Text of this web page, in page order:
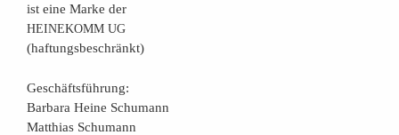
ist eine Mar­ke der
HEINEKOMM UG
(haf­tungs­be­schränkt)
Geschäfts­füh­rung:
Bar­ba­ra Hei­ne Schumann
Mat­thi­as Schumann